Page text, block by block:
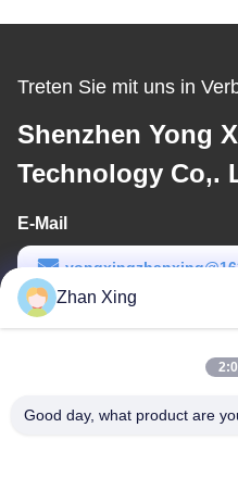
Treten Sie mit uns in
Shenzhen Yong
Technology Co,.
E-Mail
Arbeitszeit
Zhan Xing
Good day, what product are